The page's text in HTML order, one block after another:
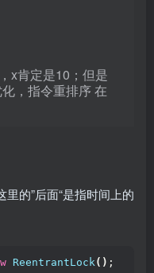
x肯定是10；但是
，指令重排序 在
的”后面“是指时间上的
ReentrantLock () ;